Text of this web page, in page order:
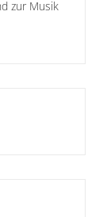
zur Musik